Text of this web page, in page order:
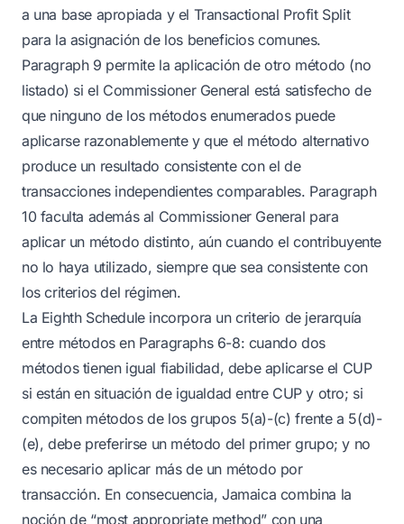
a una base apropiada y el Transactional Profit Split
para la asignación de los beneficios comunes.
Paragraph 9 permite la aplicación de otro método (no
listado) si el Commissioner General está satisfecho de
que ninguno de los métodos enumerados puede
aplicarse razonablemente y que el método alternativo
produce un resultado consistente con el de
transacciones independientes comparables. Paragraph
10 faculta además al Commissioner General para
aplicar un método distinto, aún cuando el contribuyente
no lo haya utilizado, siempre que sea consistente con
los criterios del régimen.
La Eighth Schedule incorpora un criterio de jerarquía
entre métodos en Paragraphs 6-8: cuando dos
métodos tienen igual fiabilidad, debe aplicarse el CUP
si están en situación de igualdad entre CUP y otro; si
compiten métodos de los grupos 5(a)-(c) frente a 5(d)-
(e), debe preferirse un método del primer grupo; y no
es necesario aplicar más de un método por
transacción. En consecuencia, Jamaica combina la
noción de “most appropriate method” con una